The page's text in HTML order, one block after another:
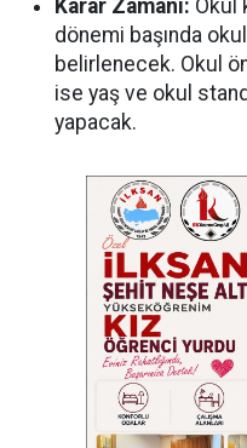
Karar Zamanı: Okul
dönemi başında
belirlenecek. Okul
ise yaş ve okul
yapacak.